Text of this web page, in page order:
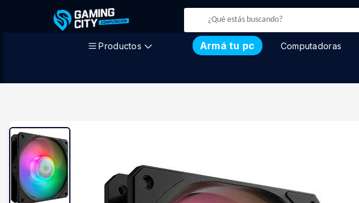
Productos Armá tu pc Computadoras